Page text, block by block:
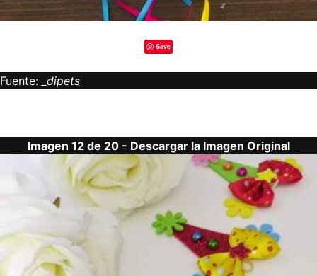
Save
Fuente: _dipets
Imagen 12 de 20 - Descargar la Imagen Original